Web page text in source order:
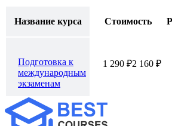
Название курса Стоимость
Подготовка к
международным
экзаменам
1 290 ₽2 160 ₽